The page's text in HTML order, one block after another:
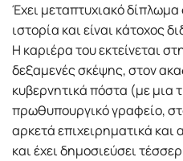
Έχει µεταπτυχιακό δίπλωµα
ιστορία και είναι κάτοχος
Η καριέρα του εκτείνεται
δεξαµενές σκέψης, στον
κυβερνητικά πόστα (µε µια
πρωθυπουργικό γραφείο,
αρκετά επιχειρηµατικά
και έχει δηµοσιεύσει